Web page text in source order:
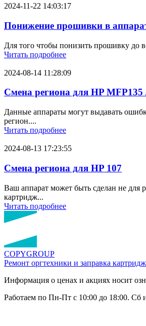
2024-11-22 14:03:17
Понижение прошивки в
Для того чтобы понизить прошивку до
Читать подробнее
2024-08-14 11:28:09
Смена региона для HP
Данные аппараты могут выдавать
регион....
Читать подробнее
2024-08-13 17:23:55
Смена региона для HP 107
Ваш аппарат может быть сделан не для
картридж...
Читать подробнее
COPYGROUP
Ремонт оргтехники и заправка
Информация о ценах и акциях носит
Работаем по Пн-Пт с 10:00 до 18:00. Сб